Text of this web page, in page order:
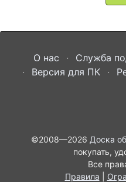
О нас Служба
Версия для ПК
©2008—2026 Доска
покупать,
Все
Правила